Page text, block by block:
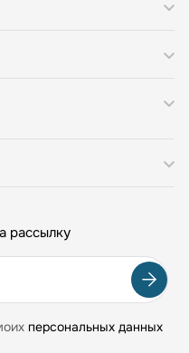
рассылку
персональных данных